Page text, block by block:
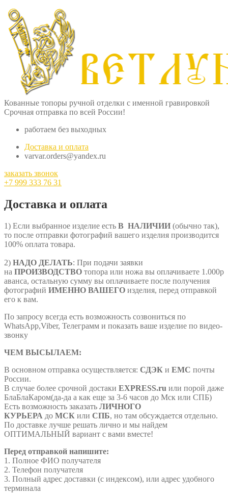
Кованные топоры ручной отделки с именной гравировкой
Срочная отправка по всей России!
работаем без выходных
Доставка и оплата
varvar.orders@yandex.ru
заказать звонок
+7 999 333 76 31
Доставка и оплата
1) Если выбранное изделие есть В НАЛИЧИИ (обычно так),
то после отправки фотографий вашего изделия производится
100% оплата товара.
2) НАДО ДЕЛАТЬ: При подачи заявки
на ПРОИЗВОДСТВО топора или ножа вы оплачиваете 1.000р
аванса, остальную сумму вы оплачиваете после получения
фотографий ИМЕННО ВАШЕГО изделия, перед отправкой
его к вам.
По запросу всегда есть возможность созвониться по
WhatsApp,Viber, Телеграмм и показать ваше изделие по видео-
звонку
ЧЕМ ВЫСЫЛАЕМ:
В основном отправка осуществляется: СДЭК и ЕМС почты
России.
В случае более срочной достаки EXPRESS.ru или порой даже
БлаБлаКаром(да-да а как еще за 3-6 часов до Мск или СПБ)
Есть возможность заказать ЛИЧНОГО
КУРЬЕРА до МСК или СПБ, но там обсуждается отдельно.
По доставке лучше решать лично и мы найдем
ОПТИМАЛЬНЫЙ вариант с вами вместе!
Перед отправкой напишите:
1. Полное ФИО получателя
2. Телефон получателя
3. Полный адрес доставки (с индексом), или адрес удобного
терминала